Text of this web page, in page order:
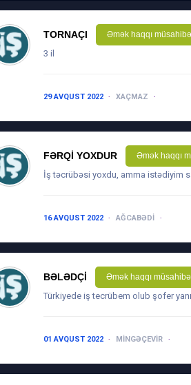
TORNAÇI Əmək haqqı
3 il
29 AVQUST 2022 XAÇMAZ
FƏRQI YOXDUR Əmək haqqı
İş təcrübəsi yoxdu, amma istədiyim
16 AVQUST 2022 AĞCABƏDI
BƏLƏDÇI Əmək haqqı
Türkiyede iş tecrübem olub şofer
01 AVQUST 2022 MINGƏÇEVIR